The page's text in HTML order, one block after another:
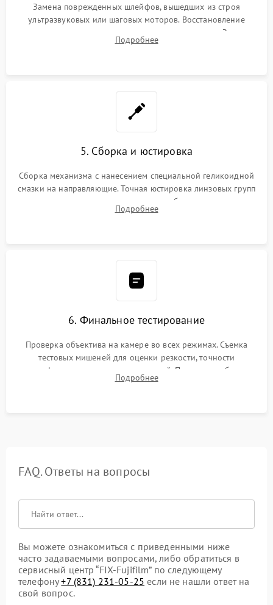
Замена поврежденных шлейфов, вышедших из строя
ультразвуковых или шаговых моторов. Восстановление
геометрии направляющих при заклинивании зума. Замена
неисправного блока диафрагмы, датчиков положения или
Подробнее
5. Сборка и юстировка
Сборка механизма с нанесением специальной геликоидной
смазки на направляющие. Точная юстировка линзовых групп
программным или механическим способом для устранения
бэк
Подробнее
6. Финальное тестирование
Проверка объектива на камере во всех режимах. Съемка
тестовых мишеней для оценки резкости, точности
автофокуса и отсутствия искажений. Проверка работы
диафрагмы на закрытых значениях и тестирование
Подробнее
FAQ. Ответы на вопросы
Вы можете ознакомиться с приведенными ниже
часто задаваемыми вопросами, либо обратиться в
сервисный центр “FIX-Fujifilm” по следующему
телефону+7 (831) 231-05-25 если не нашли ответ на
свой вопрос.